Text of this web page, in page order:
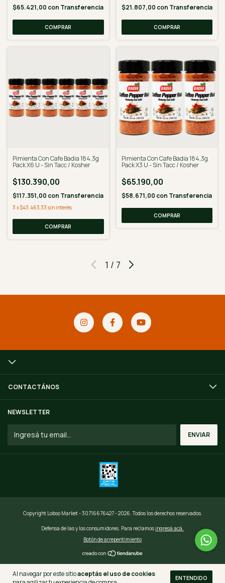
Al navegar por este sitioaceptás el uso de cookies
ENTENDIDO
$65.421,00 con Transferencia $21.807,00 con Transferencia
Pimienta Con Cafe Badia 184,3g
Pack X6 U - Sin Tacc / Kosher
$130.390,00
$117.351,00 con Transferencia
3 x$43.463,33 sin interés
Pimienta Con Cafe Badia 184,3g
Pack X3 U - Sin Tacc / Kosher
$65.190,00
$58.671,00 con Transferencia
1 / 7
CONTACTÁNOS
NEWSLETTER
Copyright Lobso Market - 30716676427 - 2026. Todos los derechos reservados.
Defensa de las y los consumidores. Para reclamos ingresá acá.
Botón de arrepentimiento